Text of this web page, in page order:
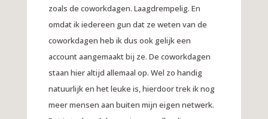
zoals de coworkdagen. Laagdrempelig. En
omdat ik iedereen gun dat ze weten van de
coworkdagen heb ik dus ook gelijk een
account aangemaakt bij ze. De coworkdagen
staan hier altijd allemaal op. Wel zo handig
natuurlijk en het leuke is, hierdoor trek ik nog
meer mensen aan buiten mijn eigen netwerk.